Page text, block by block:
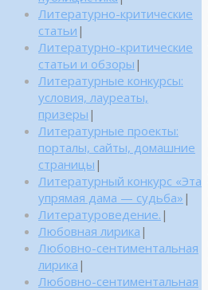
Литературно-критические
статьи |
Литературно-критические
статьи и обзоры |
Литературные конкурсы:
условия, лауреаты,
призеры |
Литературные проекты:
порталы, сайты, домашние
страницы |
Литературный конкурс «Эта
упрямая дама — судьба» |
Литературоведение. |
Любовная лирика |
Любовно-сентиментальная
лирика |
Любовно-сентиментальная